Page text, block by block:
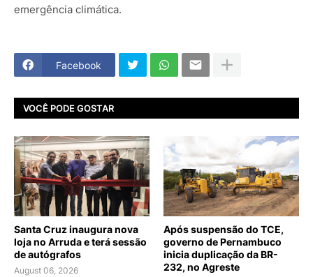
emergência climática.
Facebook
VOCÊ PODE GOSTAR
Santa Cruz inaugura nova
loja no Arruda e terá sessão
de autógrafos
August 06, 2026
Após suspensão do TCE,
governo de Pernambuco
inicia duplicação da BR-
232, no Agreste